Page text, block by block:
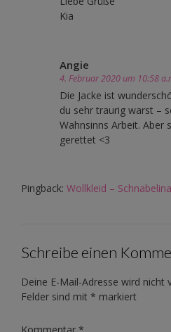
Kia
Angie
4. Februar 2020 um 10:58
Die Jacke ist
du sehr traurig warst –
Wahnsinns Arbeit. Aber
gerettet <3
Pingback: Wollkleid –
Schreibe einen
Deine E-Mail-Adresse wird nicht
Felder sind mit * markiert
Kommentar *